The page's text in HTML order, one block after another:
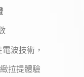
波技術，
拉提體驗